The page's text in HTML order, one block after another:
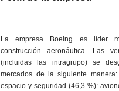
La empresa Boeing es líder
construcción aeronáutica. Las
(incluidas las intragrupo) se
mercados de la siguiente manera: -
espacio y seguridad (46,3 %):